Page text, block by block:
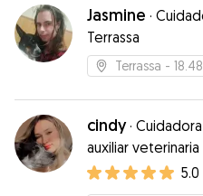
Jasmine ·
Terrassa
Terrassa -
cindy·
auxiliar veterinaria
5.0